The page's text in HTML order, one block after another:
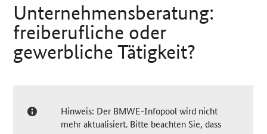
Unternehmensberatung:
freiberufliche oder
gewerbliche Tätigkeit?
Hinweis: Der BMWE-Infopool wird nicht
mehr aktualisiert. Bitte beachten Sie, dass